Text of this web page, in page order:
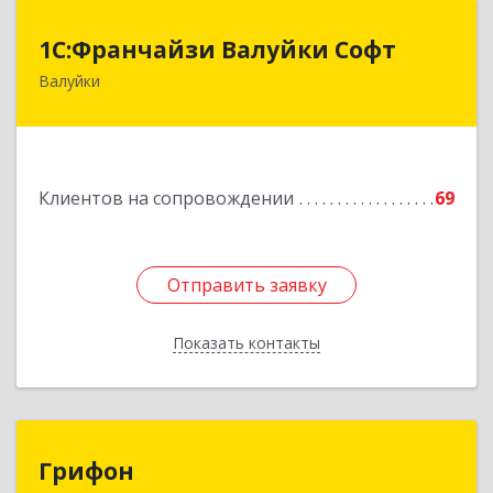
1С:Франчайзи Валуйки Софт
Валуйки
Клиентов на сопровождении 69
Отправить заявку
Показать контакты
1С:Франчайзи Валуйки Софт
309996, Белгородская обл, Валуйки г, Горького,
Отправить заявку
Назад
Грифон